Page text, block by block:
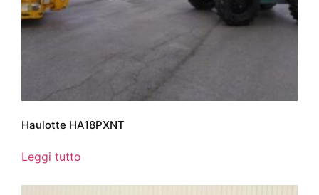
Haulotte HA18PXNT
Leggi tutto